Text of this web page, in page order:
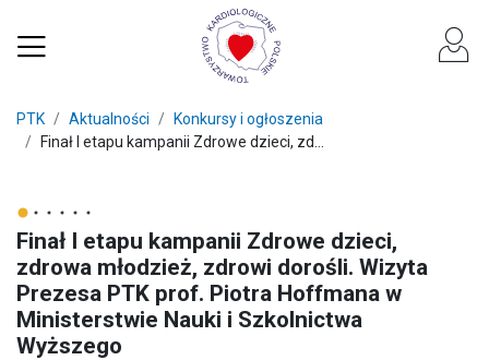
PTK Aktualności
Konkursy i ogłoszenia
Finał I etapu kampanii Zdrowe dzieci, zd...
Finał I etapu kampanii Zdrowe dzieci,
zdrowa młodzież, zdrowi dorośli. Wizyta
Prezesa PTK prof. Piotra Hoffmana w
Ministerstwie Nauki i Szkolnictwa
Wyższego